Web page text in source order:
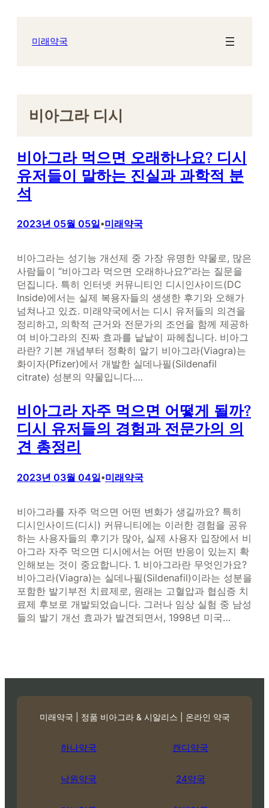
미래약국
비아그라 디시
비아그라 먹으면 오래하나요? 디시
유저들이 말하는 진실과 과학적 분
석
2023년 05월 05일•미래약국
비아그라는 성기능 개선제 중 가장 유명한 약물로, 많은
사람들이 “비아그라 먹으면 오래하나요?”라는 질문을
던집니다. 특히 인터넷 커뮤니티인 디시인사이드(DC
Inside)에서는 실제 복용자들의 생생한 후기와 오해가
넘쳐나고 있죠. 미래약국에서는 디시 유저들의 의견을
정리하고, 의학적 근거와 전문가의 조언을 함께 제공하
여 비아그라의 진짜 효과를 낱낱이 파헤칩니다. 비아그
라란? 기본 개념부터 정확히 알기 비아그라(Viagra)는
화이자(Pfizer)에서 개발한 실데나필(Sildenafil
citrate) 성분의 약물입니다.…
비아그라 자주 먹으면 어떻게 될까?
디시 유저들의 경험과 전문가의 의
견 총정리
2023년 03월 04일•미래약국
비아그라를 자주 먹으면 어떤 변화가 생길까요? 특히
디시인사이드(디시) 커뮤니티에는 이러한 경험을 공유
하는 사용자들의 후기가 많아, 실제 사용자 입장에서 비
아그라 자주 먹으면 디시에서는 어떤 반응이 있는지 확
인해보는 것이 중요합니다. 1. 비아그라란 무엇인가요?
비아그라(Viagra)는 실데나필(Sildenafil)이라는 성분을
포함한 발기부전 치료제로, 원래는 고혈압과 협심증 치
료제 후보로 개발되었습니다. 그러나 임상 실험 중 남성
들의 발기 개선 효과가 발견되면서, 1998년 미국…
미래약국 | 정품 비아그라 & 시알리스 | 온라인 약국
하나약국
낙원약국
캔디약국
24약국